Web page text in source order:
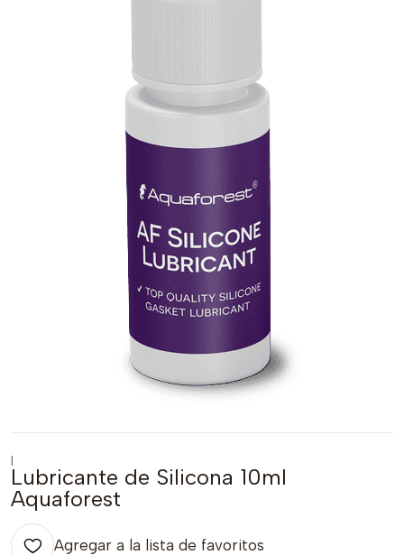
|
Lubricante de Silicona 10ml
Aquaforest
Agregar a la lista de favoritos